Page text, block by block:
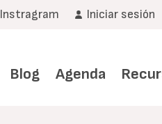
Instragram Iniciar sesión
Blog Agenda